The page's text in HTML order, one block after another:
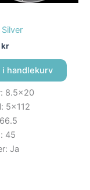
kr
i handlekurv
8.5×20
5×112
45
Ja